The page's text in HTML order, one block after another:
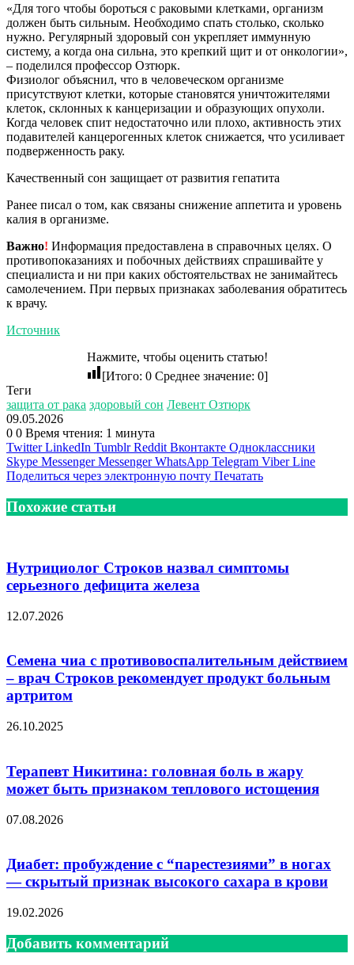
«Для того чтобы бороться с раковыми клетками, организм
должен быть сильным. Необходимо спать столько, сколько
нужно. Регулярный здоровый сон укрепляет иммунную
систему, а когда она сильна, это крепкий щит и от онкологии»,
– поделился профессор Озтюрк.
Физиолог объяснил, что в человеческом организме
присутствуют клетки, которые становятся уничтожителями
клеток, склонных к канцеризации и образующих опухоли.
Когда человек спит недостаточно или плохо, активность этих
подавителей канцерогенных клеток снижается, что усиливает
подверженность раку.
Качественный сон защищает от развития гепатита
Ранее писал о том, как связаны снижение аппетита и уровень
калия в организме.
Важно! Информация предоставлена в справочных целях. О
противопоказаниях и побочных действиях спрашивайте у
специалиста и ни при каких обстоятельствах не занимайтесь
самолечением. При первых признаках заболевания обратитесь
к врачу.
Источник
Нажмите, чтобы оценить статью!
[Итого: 0 Среднее значение: 0]
Теги
защита от рака здоровый сон Левент Озтюрк
09.05.2026
0 0 Время чтения: 1 минута
Twitter LinkedIn Tumblr Reddit Вконтакте Одноклассники
Skype Messenger Messenger WhatsApp Telegram Viber Line
Поделиться через электронную почту Печатать
Похожие статьи
Нутрициолог Строков назвал симптомы
серьезного дефицита железа
12.07.2026
Семена чиа с противовоспалительным действием
– врач Строков рекомендует продукт больным
артритом
26.10.2025
Терапевт Никитина: головная боль в жару
может быть признаком теплового истощения
07.08.2026
Диабет: пробуждение с “парестезиями” в ногах
— скрытый признак высокого сахара в крови
19.02.2026
Добавить комментарий